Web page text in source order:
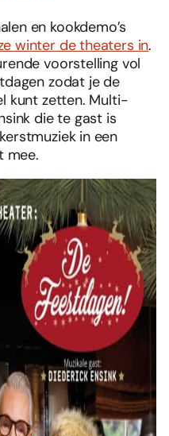
en kookdemo’s
winter de theaters in.
voorstelling vol
zodat je de
kunt zetten. Multi-
die te gast is
in een
mee.